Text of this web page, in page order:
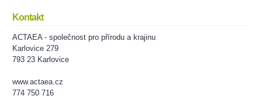
Kontakt
ACTAEA - společnost pro přírodu a krajinu
Karlovice 279
793 23 Karlovice
www.actaea.cz
774 750 716